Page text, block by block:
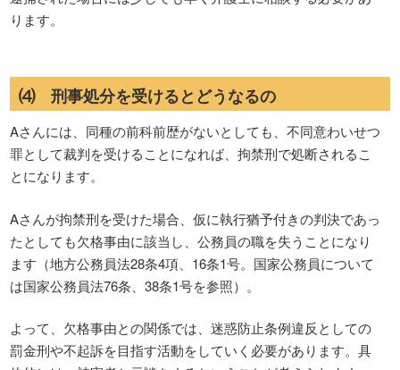
ります。
⑷ 刑事処分を受けるとどうなるの
Aさんには、同種の前科前歴がないとしても、不同意わいせつ
罪として裁判を受けることになれば、拘禁刑で処断されるこ
とになります。
Aさんが拘禁刑を受けた場合、仮に執行猶予付きの判決であっ
たとしても欠格事由に該当し、公務員の職を失うことになり
ます（地方公務員法28条4項、16条1号。国家公務員について
は国家公務員法76条、38条1号を参照）。
よって、欠格事由との関係では、迷惑防止条例違反としての
罰金刑や不起訴を目指す活動をしていく必要があります。具